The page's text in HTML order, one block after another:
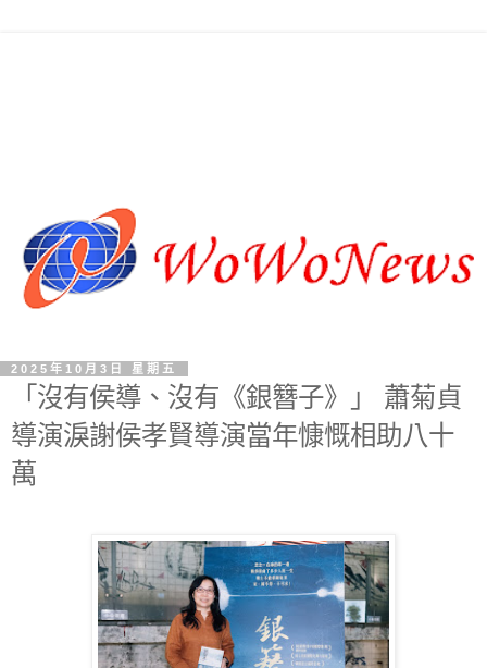
2025年10月3日 星期五
「沒有侯導、沒有《銀簪子》」 蕭菊貞
導演淚謝侯孝賢導演當年慷慨相助八十
萬